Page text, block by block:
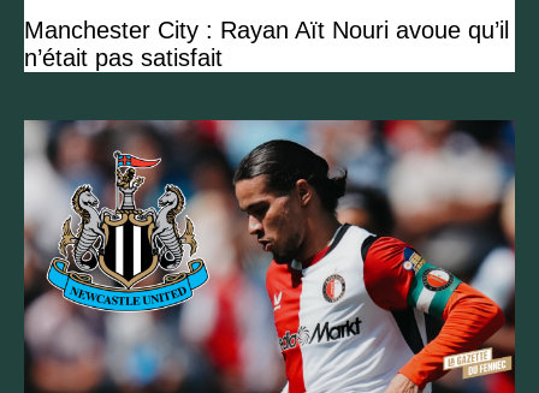
Manchester City : Rayan Aït Nouri avoue qu’il
n’était pas satisfait